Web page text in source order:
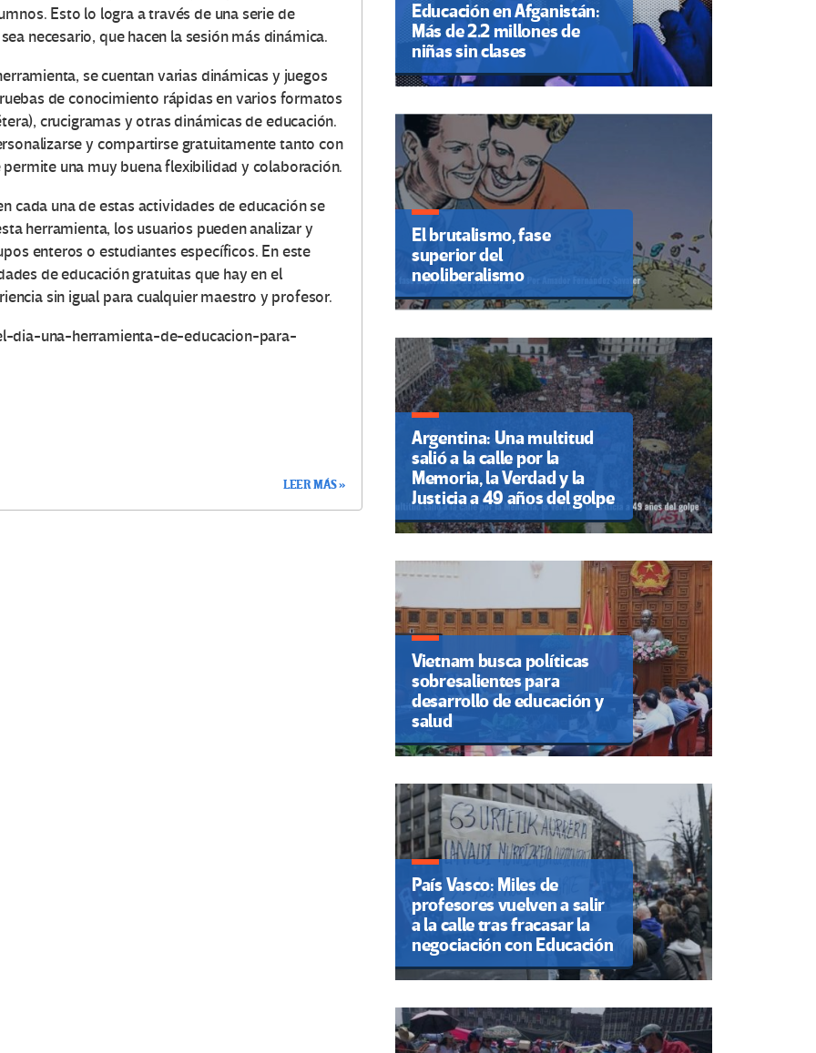
Esto lo logra a través de una serie de
necesario, que hacen la sesión más dinámica.
se cuentan varias dinámicas y juegos
de conocimiento rápidas en varios formatos
crucigramas y otras dinámicas de educación.
y compartirse gratuitamente tanto con
una muy buena flexibilidad y colaboración.
cada una de estas actividades de educación se
herramienta, los usuarios pueden analizar y
enteros o estudiantes específicos. En este
de educación gratuitas que hay en el
sin igual para cualquier maestro y profesor.
dia-una-herramienta-de-educacion-para-
LEER MÁS »
Educación en Afganistán:
Más de 2.2 millones de
niñas sin clases
El brutalismo, fase
superior del
neoliberalismo
Argentina: Una multitud
salió a la calle por la
Memoria, la Verdad y la
Justicia a 49 años del golpe
Vietnam busca políticas
sobresalientes para
desarrollo de educación y
salud
País Vasco: Miles de
profesores vuelven a salir
a la calle tras fracasar la
negociación con Educación